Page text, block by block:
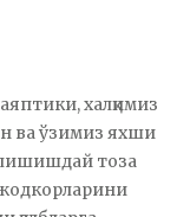
халқимиз
ва ўзимиз яхши
тоза